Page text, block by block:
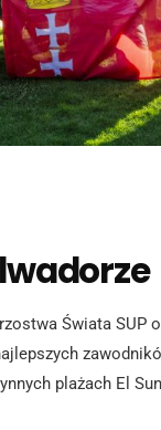
Świata SUP
plażach El
i